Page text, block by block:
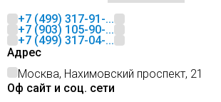
+7 (499) 317-91-...
+7 (903) 105-90-...
+7 (499) 317-04-...
Адрес
Москва, Нахимовский проспект, 21
Оф сайт и соц. сети